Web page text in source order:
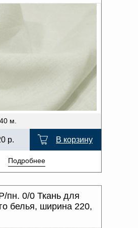
м.
р. В корзину
Подробнее
пн. 0/0 Ткань для
белья, ширина 220,
в
корзину